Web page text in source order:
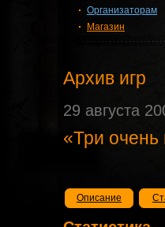
Организаторам
Магазин
Архив игр
29 августа
«Три
Описание